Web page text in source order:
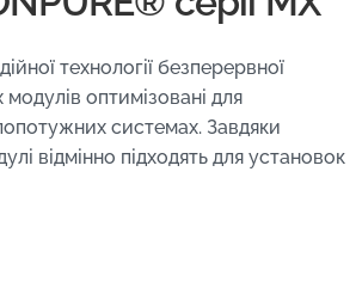
технології безперервної
модулів оптимізовані для
системах. Завдяки
відмінно підходять для установок